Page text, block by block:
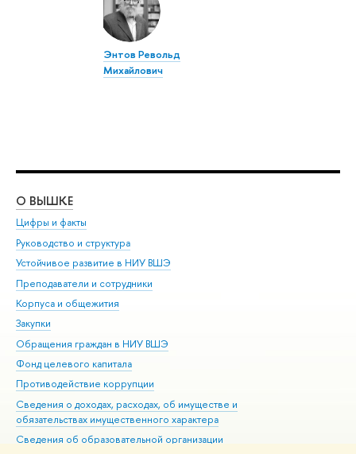
Энтов Револьд
Михайлович
О ВЫШКЕ
Цифры и факты
Руководство и структура
Устойчивое развитие в НИУ ВШЭ
Преподаватели и сотрудники
Корпуса и общежития
Закупки
Обращения граждан в НИУ ВШЭ
Фонд целевого капитала
Противодействие коррупции
Сведения о доходах, расходах, об имуществе и
обязательствах имущественного характера
Сведения об образовательной организации